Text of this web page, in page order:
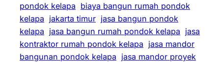
pondok kelapa biaya bangun rumah pondok
kelapa jakarta timur jasa bangun pondok
kelapa jasa bangun rumah pondok kelapa jasa
kontraktor rumah pondok kelapa jasa mandor
bangunan pondok kelapa jasa mandor proyek